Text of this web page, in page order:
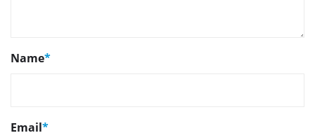
Name*
Email*